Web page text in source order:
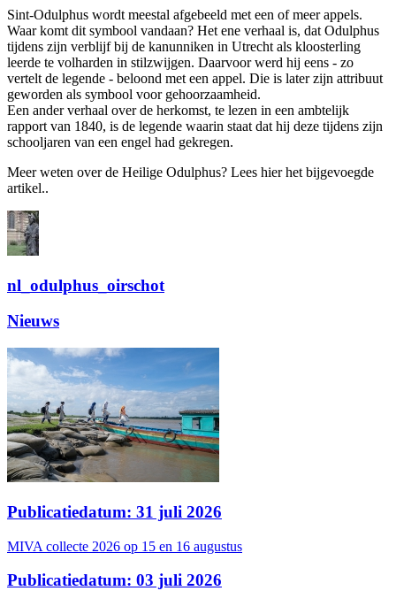
Sint-Odulphus wordt meestal afgebeeld met een of meer appels.
Waar komt dit symbool vandaan? Het ene verhaal is, dat Odulphus
tijdens zijn verblijf bij de kanunniken in Utrecht als kloosterling
leerde te volharden in stilzwijgen. Daarvoor werd hij eens - zo
vertelt de legende - beloond met een appel. Die is later zijn attribuut
geworden als symbool voor gehoorzaamheid.
Een ander verhaal over de herkomst, te lezen in een ambtelijk
rapport van 1840, is de legende waarin staat dat hij deze tijdens zijn
schooljaren van een engel had gekregen.
Meer weten over de Heilige Odulphus? Lees hier het bijgevoegde
artikel..
nl_odulphus_oirschot
Nieuws
Publicatiedatum: 31 juli 2026
MIVA collecte 2026 op 15 en 16 augustus
Publicatiedatum: 03 juli 2026